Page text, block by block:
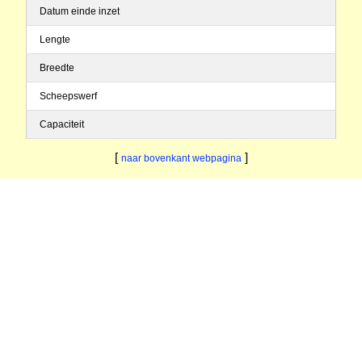
Datum einde inzet
Lengte
Breedte
Scheepswerf
Capaciteit
[ naar bovenkant webpagina ]